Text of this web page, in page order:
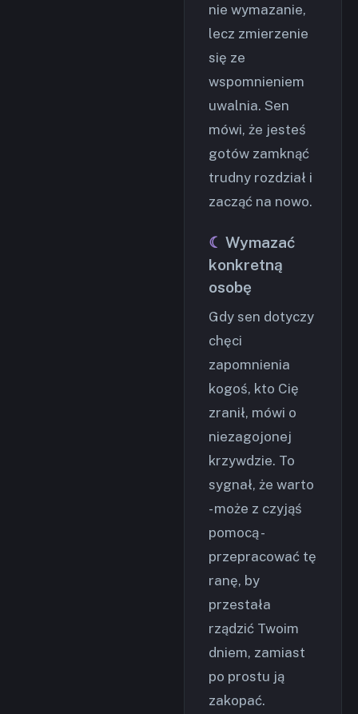
nie wymazanie,
lecz zmierzenie
się ze
wspomnieniem
uwalnia. Sen
mówi, że jesteś
gotów zamknąć
trudny rozdział i
zacząć na nowo.
Wymazać
konkretną
osobę
Gdy sen dotyczy
chęci
zapomnienia
kogoś, kto Cię
zranił, mówi o
niezagojonej
krzywdzie. To
sygnał, że warto
- może z czyjąś
pomocą -
przepracować tę
ranę, by
przestała
rządzić Twoim
dniem, zamiast
po prostu ją
zakopać.